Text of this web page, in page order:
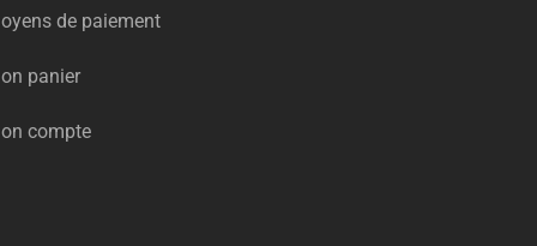
de paiement
panier
compte